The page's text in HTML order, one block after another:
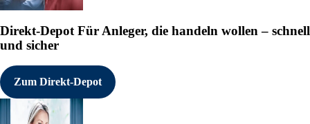
Direkt-Depot Für Anleger, die handeln wollen – schnell
und sicher
Zum Direkt-Depot